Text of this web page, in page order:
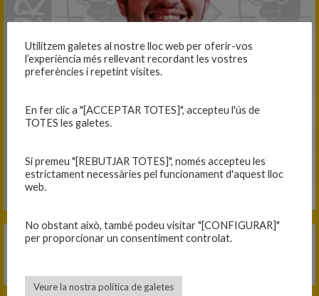
Equip C.B. Blanes
Utilitzem galetes al nostre lloc web per oferir-vos
l’experiència més rellevant recordant les vostres
preferències i repetint visites.
En fer clic a "[ACCEPTAR TOTES]", accepteu l'ús de
TOTES les galetes.
Si premeu "[REBUTJAR TOTES]", només accepteu les
estrictament necessàries pel funcionament d'aquest lloc
web.
No obstant això, també podeu visitar "[CONFIGURAR]"
per proporcionar un consentiment controlat.
Veure la nostra política de galetes